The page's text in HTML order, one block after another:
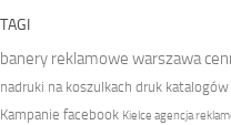
TAGI
banery reklamowe warszawa
nadruki na koszulkach druk
Kampanie facebook Kielce agencja